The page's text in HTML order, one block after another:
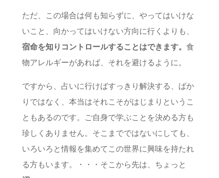
ただ、この場合は何も知らずに、やってはいけな
いこと、向かってはいけない方向に行くよりも、
宿命を知りコントロールすることはできます。 食
物アレルギーがあれば、それを避けるように。
ですから、占いに行けばすっきり解決する、ばか
りではなく、本当はそれこそがはじまりというこ
ともあるのです。ご自身で学ぶことを決める方も
珍しくありません。そこまでではないにしても、
いろいろと情報を集めてこの世界に興味を持たれ
る方もいます。・・・そこから先は、ちょっと